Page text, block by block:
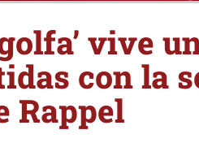
vive
con la
Rappel